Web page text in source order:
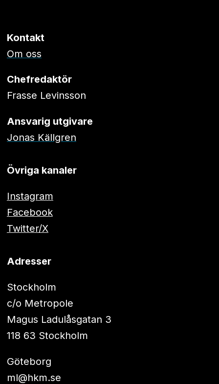
Kontakt
Om oss
Chefredaktör
Frasse Levinsson
Ansvarig utgivare
Jonas Källgren
Övriga kanaler
Instagram
Facebook
Twitter/X
Adresser
Stockholm
c/o Metropole
Magus Ladulåsgatan 3
118 63 Stockholm
Göteborg
ml@hkm.se